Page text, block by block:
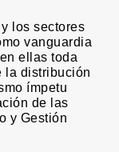
los sectores
vanguardia
ellas toda
la distribución
ímpetu
de las
y Gestión